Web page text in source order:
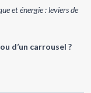
et énergie : leviers de
d’un carrousel ?